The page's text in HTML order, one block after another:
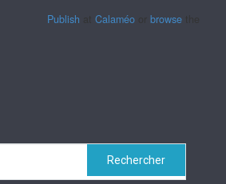
Publish Calaméo browse